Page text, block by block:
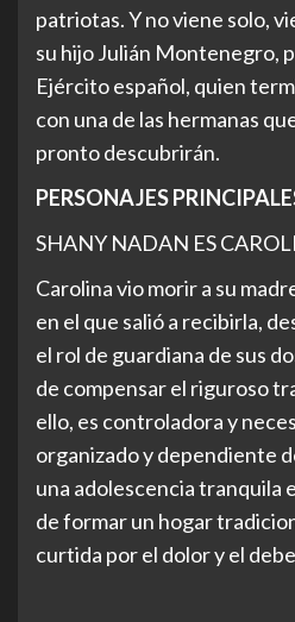
patriotas. Y no viene solo,
su hijo Julián Montenegro,
Ejército español, quien
con una de las hermanas
pronto descubrirán.
PERSONAJES
SHANY NADAN ES
Carolina vio morir a su
en el que salió a recibirla,
el rol de guardiana de sus
de compensar el riguroso
ello, es controladora y
organizado y dependiente
una adolescencia tranquila
de formar un hogar
curtida por el dolor y el